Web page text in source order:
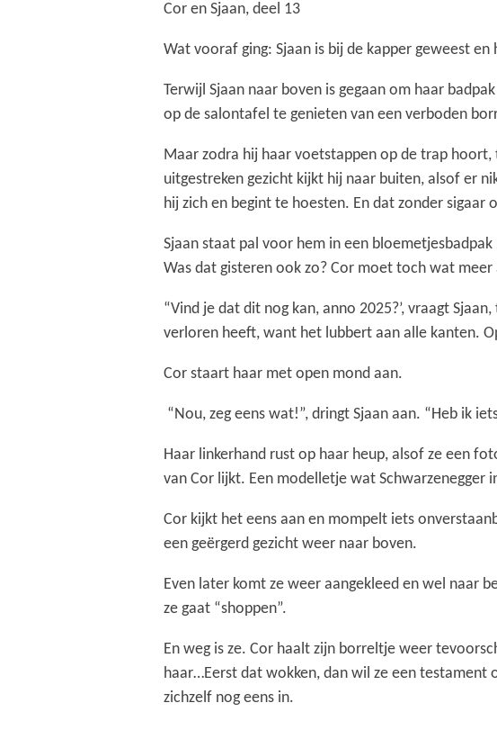
Cor en Sjaan, deel 13
Wat vooraf ging: Sjaan is bij de kapper geweest
Terwijl Sjaan naar boven is gegaan om haar
op de salontafel te genieten van een verboden
Maar zodra hij haar voetstappen op de trap
uitgestreken gezicht kijkt hij naar buiten, alsof er
hij zich en begint te hoesten. En dat zonder sigaar
Sjaan staat pal voor hem in een
Was dat gisteren ook zo? Cor moet toch wat
“Vind je dat dit nog kan, anno 2025?’, vraagt
verloren heeft, want het lubbert aan alle kanten.
Cor staart haar met open mond aan.
“Nou, zeg eens wat!”, dringt Sjaan aan. “Heb ik
Haar linkerhand rust op haar heup, alsof ze een
van Cor lijkt. Een modelletje wat
Cor kijkt het eens aan en mompelt iets
een geërgerd gezicht weer naar boven.
Even later komt ze weer aangekleed en wel naar
ze gaat “shoppen”.
En weg is ze. Cor haalt zijn borreltje weer
haar…Eerst dat wokken, dan wil ze een testament
zichzelf nog eens in.